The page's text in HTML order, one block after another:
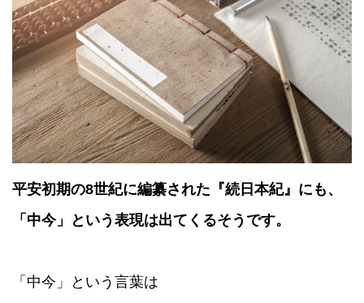
平安初期の8世紀に編纂された『続日本紀』にも、
「中今」という表現は出てくるそうです。
「中今」という言葉は